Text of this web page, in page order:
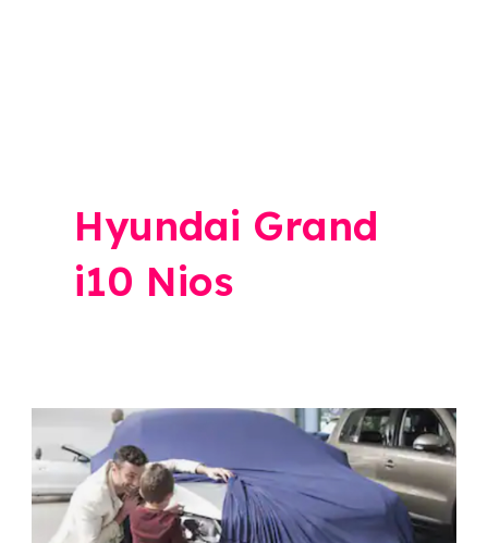
Hyundai Grand
i10 Nios
Hyundai
Car
Discount